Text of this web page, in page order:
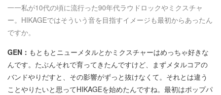
一一私が10代の頃に流行った90年代ラウドロックやミクスチャ
ー。HIKAGEではそういう音を目指すイメージも最初からあったん
ですか。
GEN： もともとニューメタルとかミクスチャーはめっちゃ好きな
んです。たぶんそれで育ってきたんですけど、まずメタルコアの
バンドやりだすと、その影響がずっと抜けなくて。それとは違う
ことやりたいと思ってHIKAGEを始めたんですね。最初はポップパ